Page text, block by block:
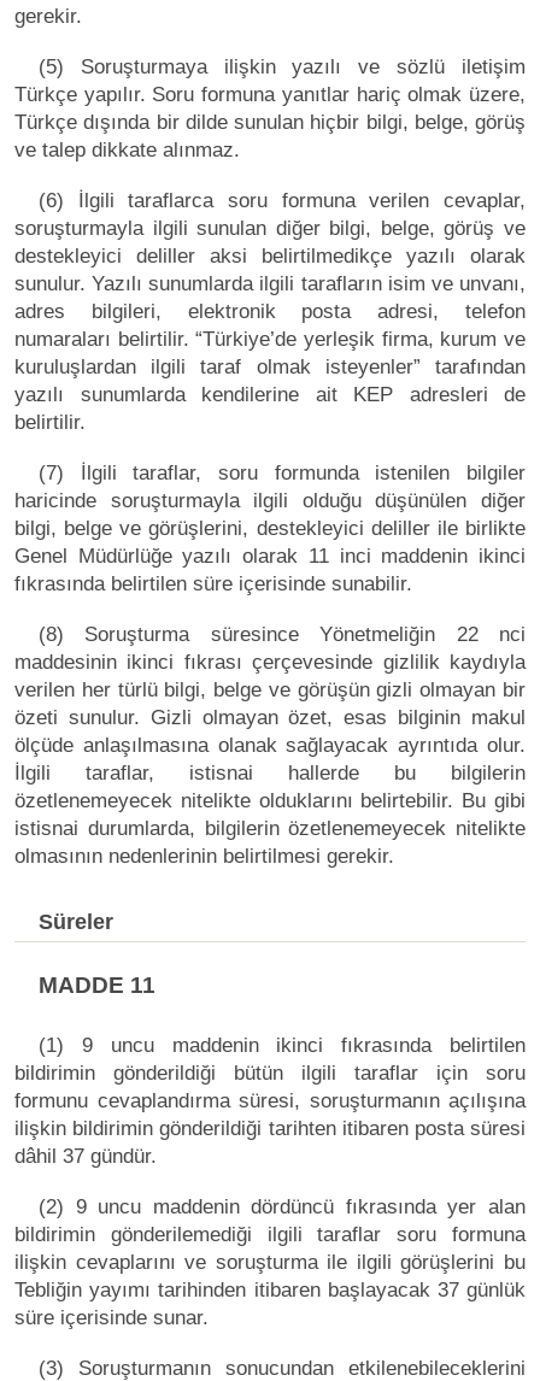
gerekir.
(5) Soruşturmaya ilişkin yazılı ve sözlü iletişim
Türkçe yapılır. Soru formuna yanıtlar hariç olmak üzere,
Türkçe dışında bir dilde sunulan hiçbir bilgi, belge, görüş
ve talep dikkate alınmaz.
(6) İlgili taraflarca soru formuna verilen cevaplar,
soruşturmayla ilgili sunulan diğer bilgi, belge, görüş ve
destekleyici deliller aksi belirtilmedikçe yazılı olarak
sunulur. Yazılı sunumlarda ilgili tarafların isim ve unvanı,
adres bilgileri, elektronik posta adresi, telefon
numaraları belirtilir. “Türkiye’de yerleşik firma, kurum ve
kuruluşlardan ilgili taraf olmak isteyenler” tarafından
yazılı sunumlarda kendilerine ait KEP adresleri de
belirtilir.
(7) İlgili taraflar, soru formunda istenilen bilgiler
haricinde soruşturmayla ilgili olduğu düşünülen diğer
bilgi, belge ve görüşlerini, destekleyici deliller ile birlikte
Genel Müdürlüğe yazılı olarak 11 inci maddenin ikinci
fıkrasında belirtilen süre içerisinde sunabilir.
(8) Soruşturma süresince Yönetmeliğin 22 nci
maddesinin ikinci fıkrası çerçevesinde gizlilik kaydıyla
verilen her türlü bilgi, belge ve görüşün gizli olmayan bir
özeti sunulur. Gizli olmayan özet, esas bilginin makul
ölçüde anlaşılmasına olanak sağlayacak ayrıntıda olur.
İlgili taraflar, istisnai hallerde bu bilgilerin
özetlenemeyecek nitelikte olduklarını belirtebilir. Bu gibi
istisnai durumlarda, bilgilerin özetlenemeyecek nitelikte
olmasının nedenlerinin belirtilmesi gerekir.
Süreler
MADDE 11
(1) 9 uncu maddenin ikinci fıkrasında belirtilen
bildirimin gönderildiği bütün ilgili taraflar için soru
formunu cevaplandırma süresi, soruşturmanın açılışına
ilişkin bildirimin gönderildiği tarihten itibaren posta süresi
dâhil 37 gündür.
(2) 9 uncu maddenin dördüncü fıkrasında yer alan
bildirimin gönderilemediği ilgili taraflar soru formuna
ilişkin cevaplarını ve soruşturma ile ilgili görüşlerini bu
Tebliğin yayımı tarihinden itibaren başlayacak 37 günlük
süre içerisinde sunar.
(3) Soruşturmanın sonucundan etkilenebileceklerini